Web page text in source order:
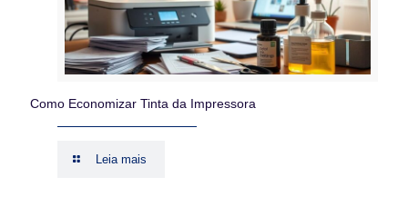
Como Economizar Tinta da Impressora
Leia mais